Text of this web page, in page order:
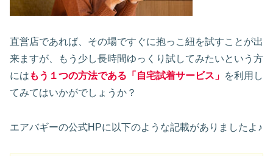
直営店であれば、その場ですぐに抱っこ紐を試すことが出
来ますが、もう少し長時間ゆっくり試してみたいという方
には もう１つの方法である「自宅試着サービス」 を利用し
てみてはいかがでしょうか？
エアバギーの公式HPに以下のような記載がありましたよ♪